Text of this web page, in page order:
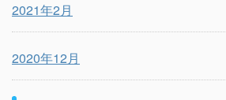
2021年2月
2020年12月